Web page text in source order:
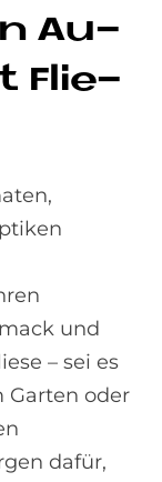
Au­
Flie­
und
– sei es
Garten oder
dafür,